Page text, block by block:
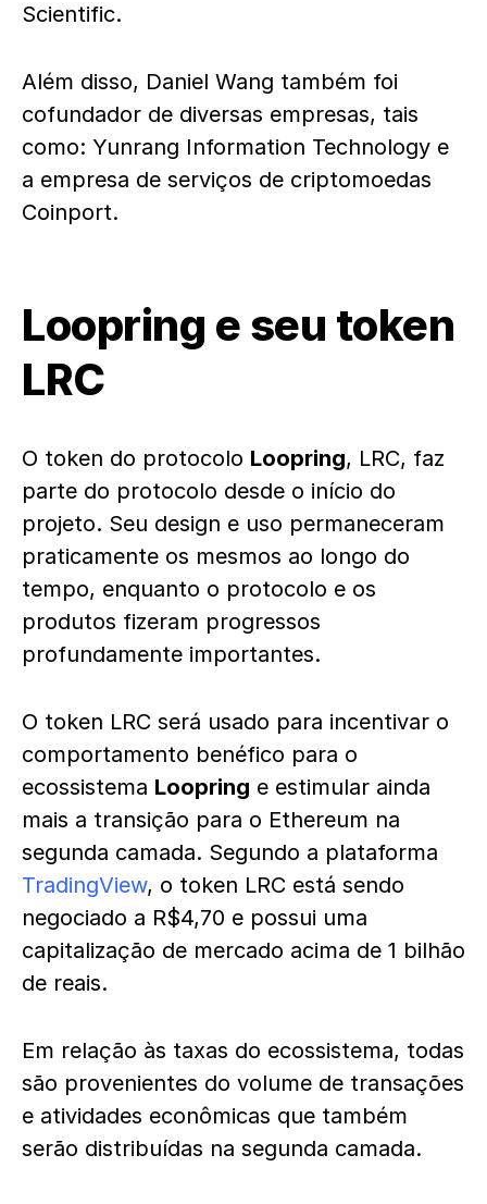
Scientific.
Além disso, Daniel Wang também foi
cofundador de diversas empresas, tais
como: Yunrang Information Technology e
a empresa de serviços de criptomoedas
Coinport.
Loopring e seu token
LRC
O token do protocolo Loopring, LRC, faz
parte do protocolo desde o início do
projeto. Seu design e uso permaneceram
praticamente os mesmos ao longo do
tempo, enquanto o protocolo e os
produtos fizeram progressos
profundamente importantes.
O token LRC será usado para incentivar o
comportamento benéfico para o
ecossistema Loopring e estimular ainda
mais a transição para o Ethereum na
segunda camada. Segundo a plataforma
TradingView, o token LRC está sendo
negociado a R$4,70 e possui uma
capitalização de mercado acima de 1 bilhão
de reais.
Em relação às taxas do ecossistema, todas
são provenientes do volume de transações
e atividades econômicas que também
serão distribuídas na segunda camada.